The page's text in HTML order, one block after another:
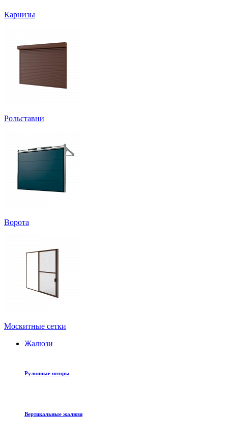
Карнизы
Рольставни
Ворота
Москитные сетки
Жалюзи
Рулонные шторы
Вертикальные жалюзи